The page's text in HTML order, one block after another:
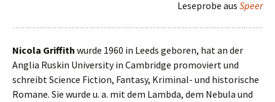
Leseprobe aus Speer
Nicola Griffith wurde 1960 in Leeds gebo­ren, hat an der
Anglia Ruskin University in Cambridge pro­mo­viert und
schreibt Science Fiction, Fantasy, Kriminal- und histo­ri­sche
Romane. Sie wurde u. a. mit dem Lambda, dem Nebula und